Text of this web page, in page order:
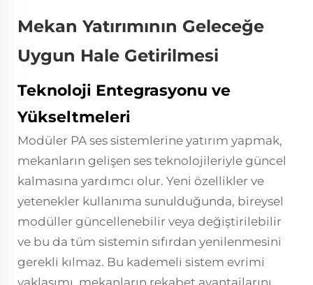
Mekan Yatırımının Geleceğe
Uygun Hale Getirilmesi
Teknoloji Entegrasyonu ve
Yükseltmeleri
Modüler PA ses sistemlerine yatırım yapmak,
mekanların gelişen ses teknolojileriyle güncel
kalmasına yardımcı olur. Yeni özellikler ve
yetenekler kullanıma sunulduğunda, bireysel
modüller güncellenebilir veya değiştirilebilir
ve bu da tüm sistemin sıfırdan yenilenmesini
gerekli kılmaz. Bu kademeli sistem evrimi